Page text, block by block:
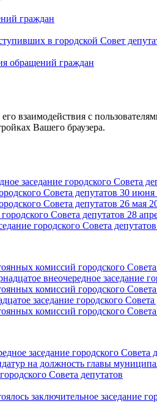
граждан
в городской Совет
обращений граждан
взаимодействия с
Вашего браузера.
заседание городского Совета
Совета депутатов 30 июня
Совета депутатов 26 мая
Совета депутатов 28
городского Совета
комиссий городского
внеочередное заседание
комиссий городского
заседание городского
комиссий городского
заседание городского Совета
на должность главы
Совета депутатов
заключительное заседание